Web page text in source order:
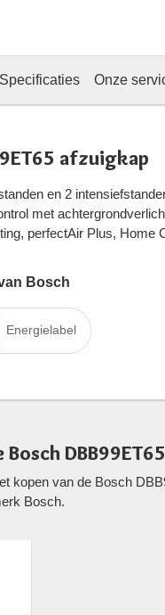
Specificaties Onze
afzuigkap
en 2
met
perfectAir Plus, Home
Bosch
Energielabel
kopen van de Bosch
Bosch.